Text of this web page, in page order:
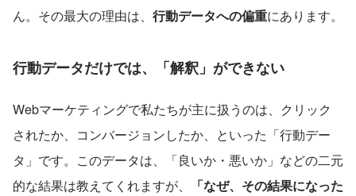
ん。その最大の理由は、 行動データへの偏重にあります。
行動データだけでは、「解釈」ができない
Webマーケティングで私たちが主に扱うのは、クリック
されたか、コンバージョンしたか、といった「行動デー
タ」です。このデータは、「良いか・悪いか」などの二元
的な結果は教えてくれますが、
「なぜ、その結果になった